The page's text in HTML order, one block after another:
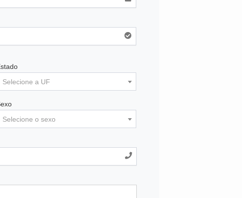
Selecione a UF
Selecione o sexo